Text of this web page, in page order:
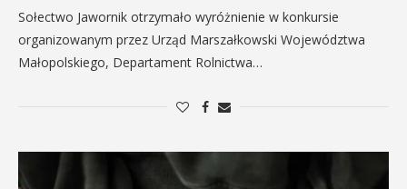
Sołectwo Jawornik otrzymało wyróżnienie w konkursie
organizowanym przez Urząd Marszałkowski Województwa
Małopolskiego, Departament Rolnictwa…